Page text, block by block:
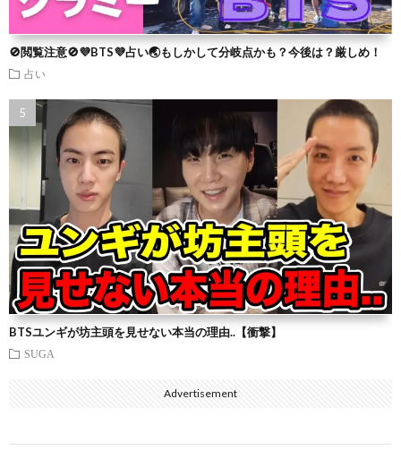
🚫閲覧注意🚫💜BTS💜占い🌏もしかして分岐点かも？今後は？厳しめ！
占い
BTSユンギが坊主頭を見せない本当の理由..【衝撃】
SUGA
Advertisement